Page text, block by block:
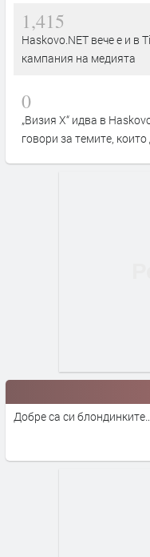
1,415
Haskovo.NET вече е и в
кампания на медията
0
„Визия Х“ идва в
говори за темите,
Добре са си